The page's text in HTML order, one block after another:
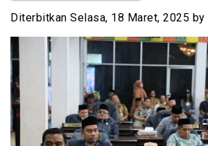
Diterbitkan Selasa, 18 Maret, 2025 by